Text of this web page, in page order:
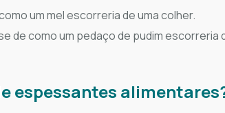
um mel escorreria de uma colher.
de como um pedaço de pudim escorreria
espessantes